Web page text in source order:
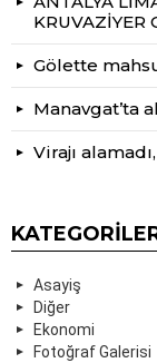
KRUVAZİYER
Gölette
Manavgat’ta
Virajı
Asayiş
Diğer
Ekonomi
Fotoğraf Galerisi